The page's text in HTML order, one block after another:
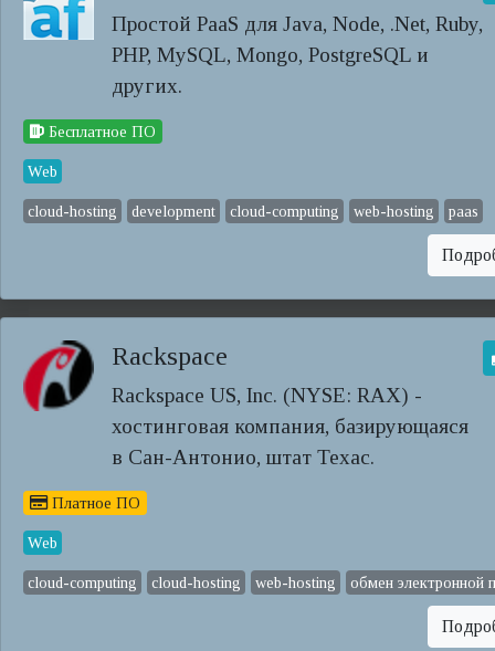
Простой PaaS для Java, Node, .Net, Ruby,
PHP, MySQL, Mongo, PostgreSQL и
других.
Бесплатное ПО
Web
cloud-hosting development cloud-computing web-hosting paas
Rackspace
Rackspace US, Inc. (NYSE: RAX) -
хостинговая компания, базирующаяся
в Сан-Антонио, штат Техас.
Платное ПО
Web
cloud-computing cloud-hosting web-hosting обмен электронной